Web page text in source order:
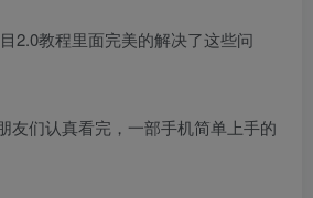
2.0教程里面完美的解决了这些问
友们认真看完，一部手机简单上手的